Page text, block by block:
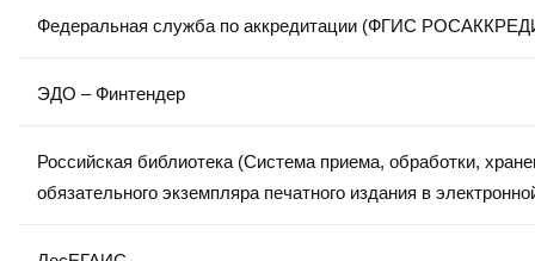
Федеральная служба по аккредитации (ФГИС
ЭДО – Финтендер
Российская библиотека (Система приема, обработки,
обязательного экземпляра печатного издания в